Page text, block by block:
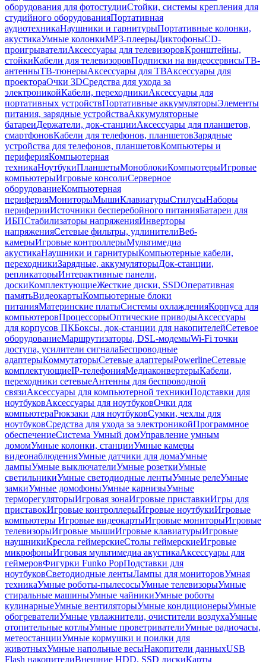
оборудования для фотостудииСтойки, системы крепления для
студийного оборудованияПортативная
аудиотехникаНаушники и гарнитурыПортативные колонки,
акустикаУмные колонкиMP3-плеерыДиктофоныCD-
проигрывателиАксессуары для телевизоровКронштейны,
стойкиКабели для телевизоровПодписки на видеосервисыТВ-
антенныТВ-тюнерыАксессуары для ТВАксессуары для
проектораОчки 3DСредства для ухода за
электроникойКабели, переходникиАксессуары для
портативных устройствПортативные аккумуляторыЭлементы
питания, зарядные устройстваАккумуляторные
батареиДержатели, док-станцииАксессуары для планшетов,
смартфоновКабели для телефонов, планшетовЗарядные
устройства для телефонов, планшетовКомпьютеры и
периферияКомпьютерная
техникаНоутбукиПланшетыМоноблокиКомпьютерыИгровые
компьютерыИгровые консолиСерверное
оборудованиеКомпьютерная
периферияМониторыМышиКлавиатурыСтилусыНаборы
периферииИсточники бесперебойного питанияБатареи для
ИБПСтабилизаторы напряженияИнверторы
напряженияСетевые фильтры, удлинителиВеб-
камерыИгровые контроллерыМультимедиа
акустикаНаушники и гарнитурыКомпьютерные кабели,
переходникиЗарядные, аккумуляторыДок-станции,
репликаторыИнтерактивные панели,
доскиКомплектующиеЖесткие диски, SSDОперативная
памятьВидеокартыКомпьютерные блоки
питанияМатеринские платыСистемы охлажденияКорпуса для
компьютеровПроцессорыОптические приводыАксессуары
для корпусов ПКБоксы, док-станции для накопителейСетевое
оборудованиеМаршрутизаторы, DSL-модемыWi-Fi точки
доступа, усилители сигналаБеспроводные
адаптерыКоммутаторыСетевые адаптерыPowerlineСетевые
комплектующиеIP-телефонияМедиаконвертерыКабели,
переходники сетевыеАнтенны для беспроводной
связиАксессуары для компьютерной техникиПодставки для
ноутбуковАксессуары для ноутбуковОчки для
компьютераРюкзаки для ноутбуковСумки, чехлы для
ноутбуковСредства для ухода за электроникойПрограммное
обеспечениеСистема Умный домУправление умным
домомУмные колонки, станцииУмные камеры
видеонаблюденияУмные датчики для домаУмные
лампыУмные выключателиУмные розеткиУмные
светильникиУмные светодиодные лентыУмные релеУмные
замкиУмные домофоныУмные карнизыУмные
терморегуляторыИгровая зонаИгровые приставкиИгры для
приставокИгровые контроллерыИгровые ноутбукиИгровые
компьютеры Игровые видеокартыИгровые мониторыИгровые
телевизорыИгровые мышиИгровые клавиатурыИгровые
наушникиКресла геймерскиеСтолы геймерскиеИгровые
микрофоныИгровая мультимедиа акустикаАксессуары для
геймеровФигурки Funko PopПодставки для
ноутбуковСветодиодные лентыЛампы для мониторовУмная
техникаУмные роботы-пылесосыУмные телевизорыУмные
стиральные машиныУмные чайникиУмные роботы
кулинарныеУмные вентиляторыУмные кондиционерыУмные
обогревателиУмные увлажнители, очистители воздухаУмные
отопительные котлыУмные проветривателиУмные радиочасы,
метеостанцииУмные кормушки и поилки для
животныхУмные напольные весыНакопители данныхUSB
Flash накопителиВнешние HDD, SSD дискиКарты